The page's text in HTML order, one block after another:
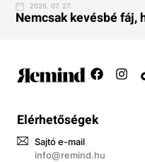
2026. 07. 27.
Nemcsak kevésbé fáj,
Elérhetőségek
Sajtó e-mail
info@remind.hu